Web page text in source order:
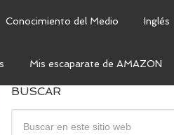
Conocimiento del Medio Inglés
Mis escaparate de AMAZON
BUSCAR